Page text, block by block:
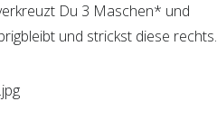
Du 3 Maschen* und
und strickst diese rechts.